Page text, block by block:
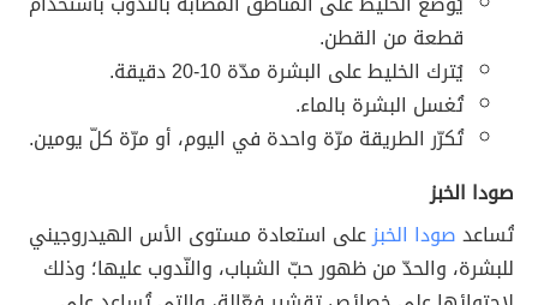
قطعة من القطن.
يُترك الخليط على البشرة مدّة 10-20 دقيقة.
تُغسل البشرة بالماء.
تُكرّر الطريقة مرّة واحدة في اليوم، أو مرّة كلّ يومين.
صودا الخبز
تُساعدصودا الخبزعلى استعادة مستوى الأس الهيدروجيني
للبشرة، والحدّ من ظهور حبّ الشباب، والنّدوب عليها؛ وذلك